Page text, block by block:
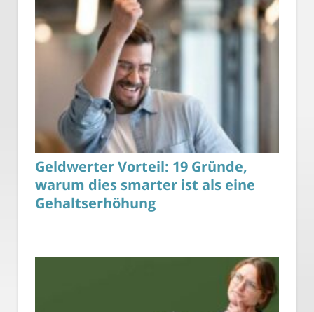
Geldwerter Vorteil: 19 Gründe,
warum dies smarter ist als eine
Gehaltserhöhung